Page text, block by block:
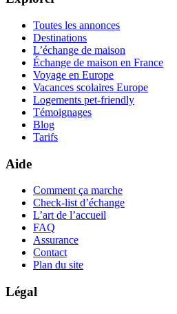
Toutes les annonces
Destinations
L’échange de maison
Échange de maison en France
Voyage en Europe
Vacances scolaires Europe
Logements pet-friendly
Témoignages
Blog
Tarifs
Aide
Comment ça marche
Check-list d’échange
L’art de l’accueil
FAQ
Assurance
Contact
Plan du site
Légal